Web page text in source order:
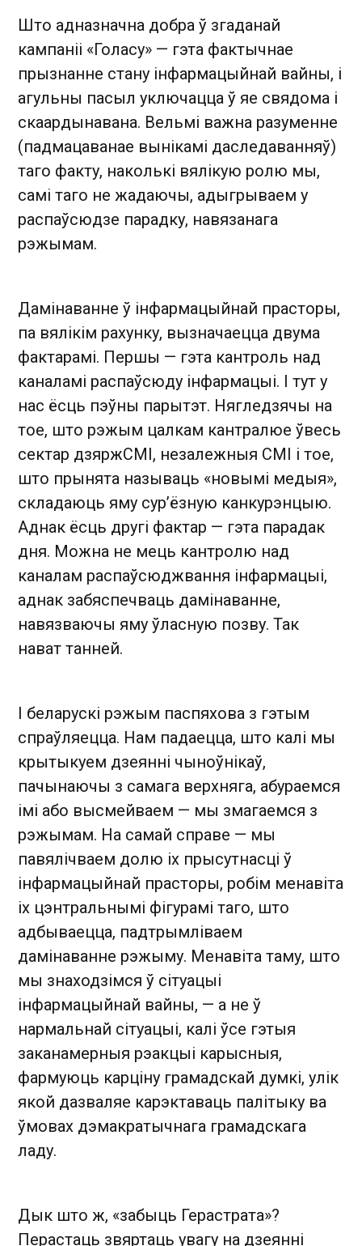
Што адназначна добра ў згаданай
кампаніі «Голасу» — гэта фактычнае
прызнанне стану інфармацыйнай вайны, і
агульны пасыл уключацца ў яе свядома і
скаардынавана. Вельмі важна разуменне
(падмацаванае вынікамі даследаванняў)
таго факту, наколькі вялікую ролю мы,
самі таго не жадаючы, адыгрываем у
распаўсюдзе парадку, навязанага
рэжымам.
Дамінаванне ў інфармацыйнай прасторы,
па вялікім рахунку, вызначаецца двума
фактарамі. Першы — гэта кантроль над
каналамі распаўсюду інфармацыі. І тут у
нас ёсць пэўны парытэт. Нягледзячы на
тое, што рэжым цалкам кантралюе ўвесь
сектар дзяржСМІ, незалежныя СМІ і тое,
што прынята называць «новымі медыя»,
складаюць яму сур’ёзную канкурэнцыю.
Аднак ёсць другі фактар — гэта парадак
дня. Можна не мець кантролю над
каналам распаўсюджвання інфармацыі,
аднак забяспечваць дамінаванне,
навязваючы яму ўласную позву. Так
нават танней.
І беларускі рэжым паспяхова з гэтым
спраўляецца. Нам падаецца, што калі мы
крытыкуем дзеянні чыноўнікаў,
пачынаючы з самага верхняга, абураемся
імі або высмейваем — мы змагаемся з
рэжымам. На самай справе — мы
павялічваем долю іх прысутнасці ў
інфармацыйнай прасторы, робім менавіта
іх цэнтральнымі фігурамі таго, што
адбываецца, падтрымліваем
дамінаванне рэжыму. Менавіта таму, што
мы знаходзімся ў сітуацыі
інфармацыйнай вайны, — а не ў
нармальнай сітуацыі, калі ўсе гэтыя
заканамерныя рэакцыі карысныя,
фармуюць карціну грамадскай думкі, улік
якой дазваляе карэктаваць палітыку ва
ўмовах дэмакратычнага грамадскага
ладу.
Дык што ж, «забыць Герастрата»?
Перастаць звяртаць увагу на дзеянні